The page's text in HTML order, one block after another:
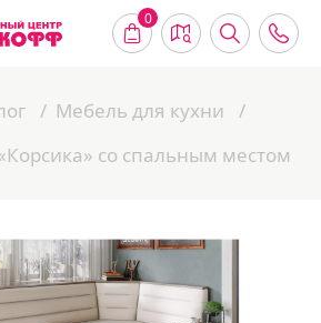
0
Мебель для кухни
со спальным местом